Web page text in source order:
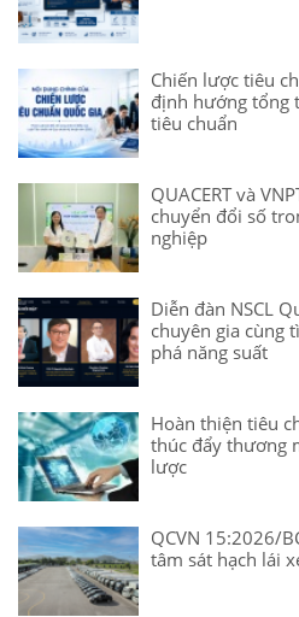
Chiến lược tiêu
định hướng tổng
tiêu chuẩn
QUACERT và
chuyển đổi số
nghiệp
Diễn đàn NSCL
chuyên gia cùng
phá năng suất
Hoàn thiện tiêu
thúc đẩy thương
lược
QCVN 15:2026/
tâm sát hạch lái